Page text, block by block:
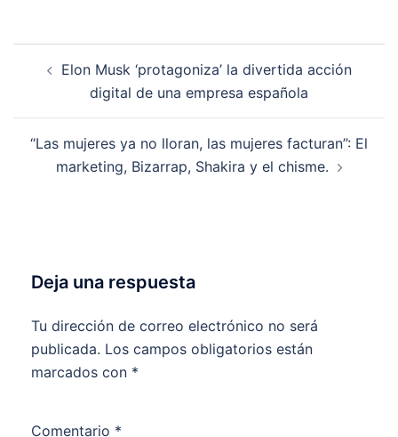
entradas
Elon Musk ‘protagoniza’ la divertida acción
digital de una empresa española
“Las mujeres ya no lloran, las mujeres facturan”: El
marketing, Bizarrap, Shakira y el chisme.
Deja una respuesta
Tu dirección de correo electrónico no será
publicada. Los campos obligatorios están
marcados con *
Comentario *